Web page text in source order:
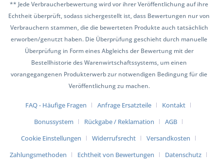
** Jede Verbraucherbewertung wird vor ihrer Veröffentlichung auf ihre
Echtheit überprüft, sodass sichergestellt ist, dass Bewertungen nur von
Verbrauchern stammen, die die bewerteten Produkte auch tatsächlich
erworben/genutzt haben. Die Überprüfung geschieht durch manuelle
Überprüfung in Form eines Abgleichs der Bewertung mit der
Bestellhistorie des Warenwirtschaftssystems, um einen
vorangegangenen Produkterwerb zur notwendigen Bedingung für die
Veröffentlichung zu machen.
FAQ - Häufige Fragen Anfrage Ersatzteile
Kontakt
Bonussystem
Rückgabe / Reklamation
AGB
Cookie Einstellungen
Widerrufsrecht
Versandkosten
Zahlungsmethoden
Echtheit von Bewertungen Datenschutz